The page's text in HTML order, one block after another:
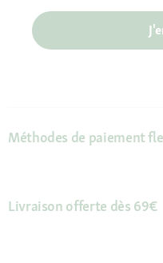
Méthodes de paiement
Livraison offerte dès 69€